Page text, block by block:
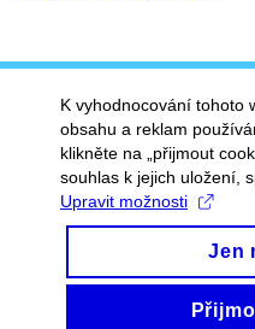
K vyhodnocování tohoto
obsahu a reklam
klikněte na „přijmout
souhlas k jejich uložení,
Upravit možnosti
Jen